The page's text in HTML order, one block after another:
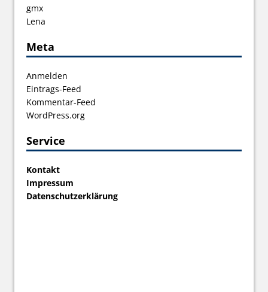
gmx
Lena
Meta
Anmelden
Eintrags-Feed
Kommentar-Feed
WordPress.org
Service
Kontakt
Impressum
Datenschutzerklärung